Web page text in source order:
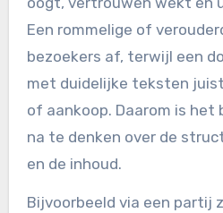
Een rommelige of
bezoekers af, terwijl een
met duidelijke teksten
of aankoop. Daarom is het
na te denken over de
en de inhoud.
Bijvoorbeeld via een partij